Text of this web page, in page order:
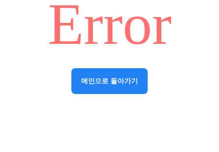
Error
메인으로 돌아가기